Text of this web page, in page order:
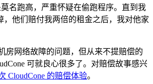
名跑高，严重怀疑在偷跑程序。直到我
，他们赔付我两倍的租金之后，我对他家
房网络故障的问题，但从来不提赔偿的
可就良心很多了。对赔偿故事感兴
CloudCone 的赔偿体验。